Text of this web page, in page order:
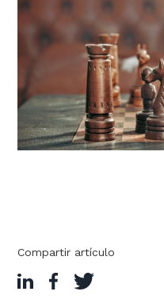
Compartir artículo